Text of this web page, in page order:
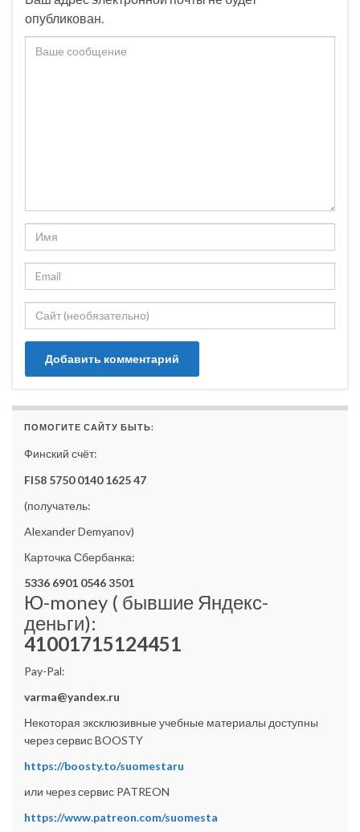
опубликован.
ПОМОГИТЕ САЙТУ БЫТЬ:
Финский счёт:
FI58 5750 0140 1625 47
(получатель:
Alexander Demyanov)
Карточка Сбербанка:
5336 6901 0546 3501
Ю-money ( бывшие Яндекс-
деньги):
41001715124451
Pay-Pal:
varma@yandex.ru
Некоторая эксклюзивные учебные материалы доступны
через сервис BOOSTY
https://boosty.to/suomestaru
или через сервис PATREON
https://www.patreon.com/suomesta